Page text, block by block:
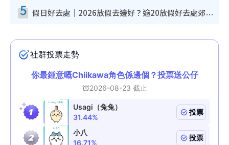
5 假日好去處｜2026放假去邊好？逾20放假好去處郊外/秘景 休閒半日或一日遊